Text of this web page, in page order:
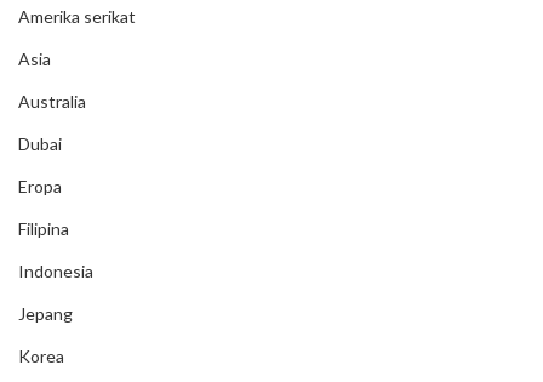
Amerika serikat
Asia
Australia
Dubai
Eropa
Filipina
Indonesia
Jepang
Korea